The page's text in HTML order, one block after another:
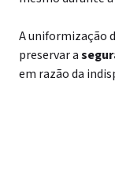
A uniformização
preservar a
em razão da